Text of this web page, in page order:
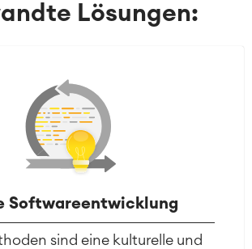
Lösungen:
Softwareentwicklung
sind eine kulturelle und